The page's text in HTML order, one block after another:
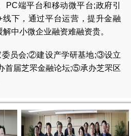
PC端平台和移动微平台;政府引
下，通过平台运营，提升金融
中小微企业融资难融资贵。
员会;②建设产学研基地;③设立
首届芝罘金融论坛;⑤承办芝罘区